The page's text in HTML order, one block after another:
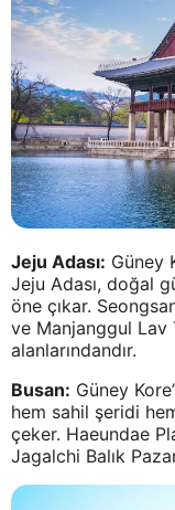
Jeju Adası: Güney
Jeju Adası, doğal
öne çıkar.
ve Manjanggul Lav
alanlarındandır.
Busan: Güney
hem sahil şeridi
çeker. Haeundae
Jagalchi Balık